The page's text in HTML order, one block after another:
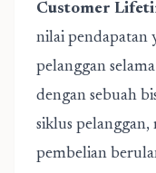
Customer
nilai pendapatan
pelanggan
dengan sebuah
siklus
pembelian